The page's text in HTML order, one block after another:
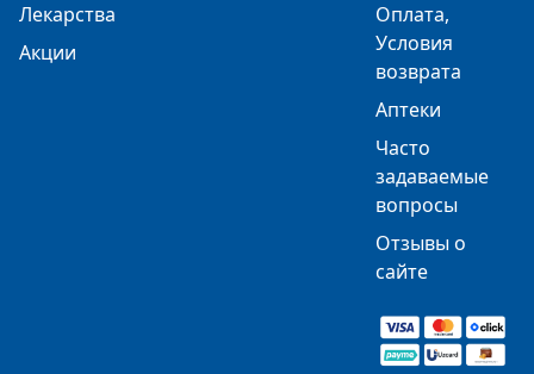
Лекарства
Акции
Оплата,
Условия
возврата
Аптеки
Часто
задаваемые
вопросы
Отзывы о
сайте